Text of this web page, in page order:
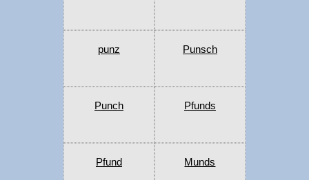
punz Punsch
Punch Pfunds
Pfund Munds